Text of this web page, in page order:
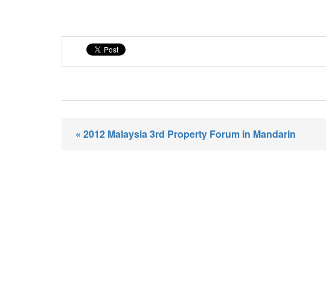
« 2012 Malaysia 3rd Property Forum in Mandarin